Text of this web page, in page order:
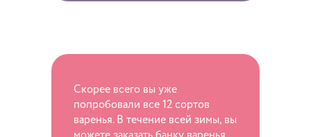
Скорее всего вы уже
попробовали все 12 сортов
варенья. В течение всей зимы, вы